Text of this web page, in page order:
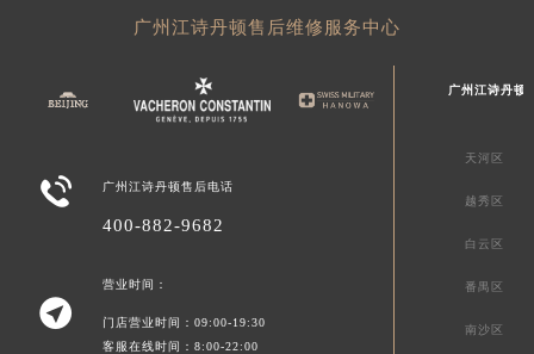
广州江诗丹顿售后维修服务中心
 广州江诗丹顿售后电话
400-882-9682

营业时间：
门店营业时间：09:00-19:30
客服在线时间：8:00-22:00
广州江诗丹顿
天河区
越秀区
白云区
番禺区
南沙区